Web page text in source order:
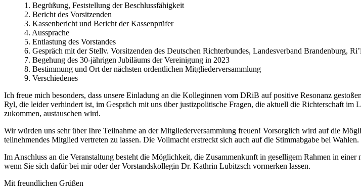
1. Begrüßung, Feststellung der Beschlussfähigkeit
2. Bericht des Vorsitzenden
3. Kassenbericht und Bericht der Kassenprüfer
4. Aussprache
5. Entlastung des Vorstandes
6. Gespräch mit der Stellv. Vorsitzenden des Deutschen Richterbundes, Landesverband Brandenburg,
7. Begehung des 30-jährigen Jubiläums der Vereinigung in 2023
8. Bestimmung und Ort der nächsten ordentlichen Mitgliederversammlung
9. Verschiedenes
Ich freue mich besonders, dass unsere Einladung an die Kolleginnen vom DRiB auf positive Resonanz
Ryl, die leider verhindert ist, im Gespräch mit uns über justizpolitische Fragen, die aktuell die Richterschaft im
zukommen, austauschen wird.
Wir würden uns sehr über Ihre Teilnahme an der Mitgliederversammlung freuen! Vorsorglich wird auf die
teilnehmendes Mitglied vertreten zu lassen. Die Vollmacht erstreckt sich auch auf die Stimmabgabe bei
Im Anschluss an die Veranstaltung besteht die Möglichkeit, die Zusammenkunft in geselligem Rahmen in
wenn Sie sich dafür bei mir oder der Vorstandskollegin Dr. Kathrin Lubitzsch vormerken lassen.
Mit freundlichen Grüßen